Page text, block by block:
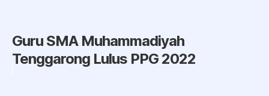
Guru SMA Muhammadiyah
Tenggarong Lulus PPG 2022